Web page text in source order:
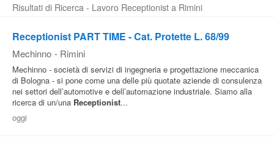
Elenco
professioni
Blog
Risultati di Ricerca - Lavoro Receptionist a Rimini
Receptionist PART TIME - Cat. Protette L. 68/99
Mechinno - Rimini
Mechinno - società di servizi di ingegneria e progettazione meccanica
di Bologna - si pone come una delle più quotate aziende di consulenza
nei settori dell’automotive e dell’automazione industriale. Siamo alla
ricerca di un/una Receptionist...
oggi